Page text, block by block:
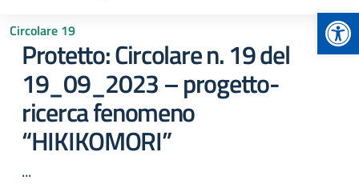
Circolare 19
Protetto: Circolare n. 19 del
19_09_2023 – progetto-
ricerca fenomeno
“HIKIKOMORI”
...